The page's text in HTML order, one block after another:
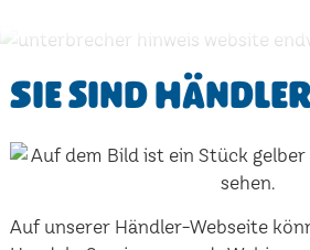
Sie sind
Auf unserer Händler-Webseite